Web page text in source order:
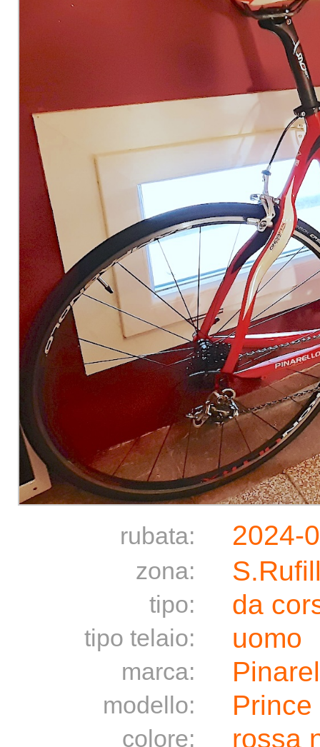
rubata: 2024-
zona:
tipo: da
tipo telaio: uomo
marca:
modello: Prince
colore: rossa